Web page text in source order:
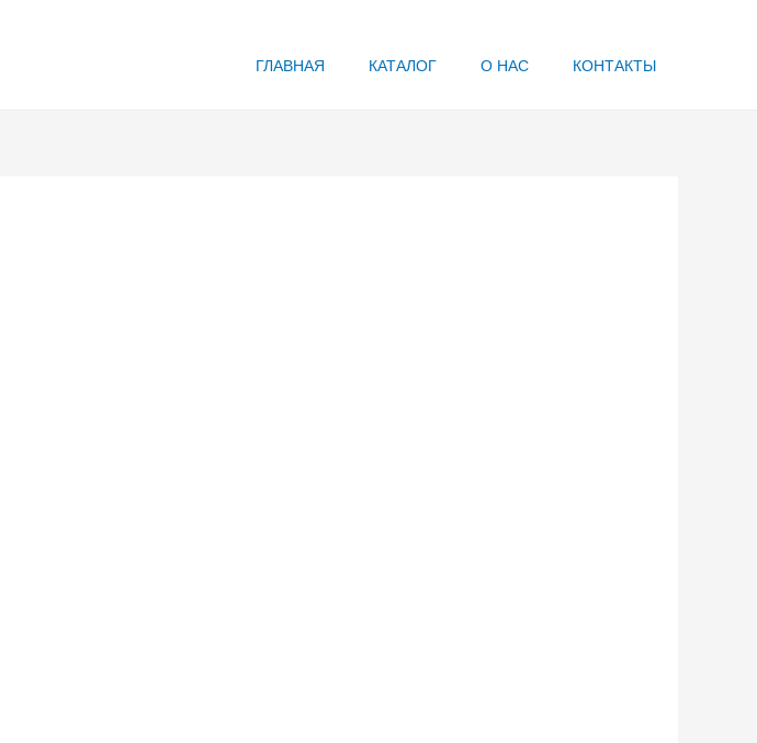
ГЛАВНАЯ КАТАЛОГ О НАС КОНТАКТЫ